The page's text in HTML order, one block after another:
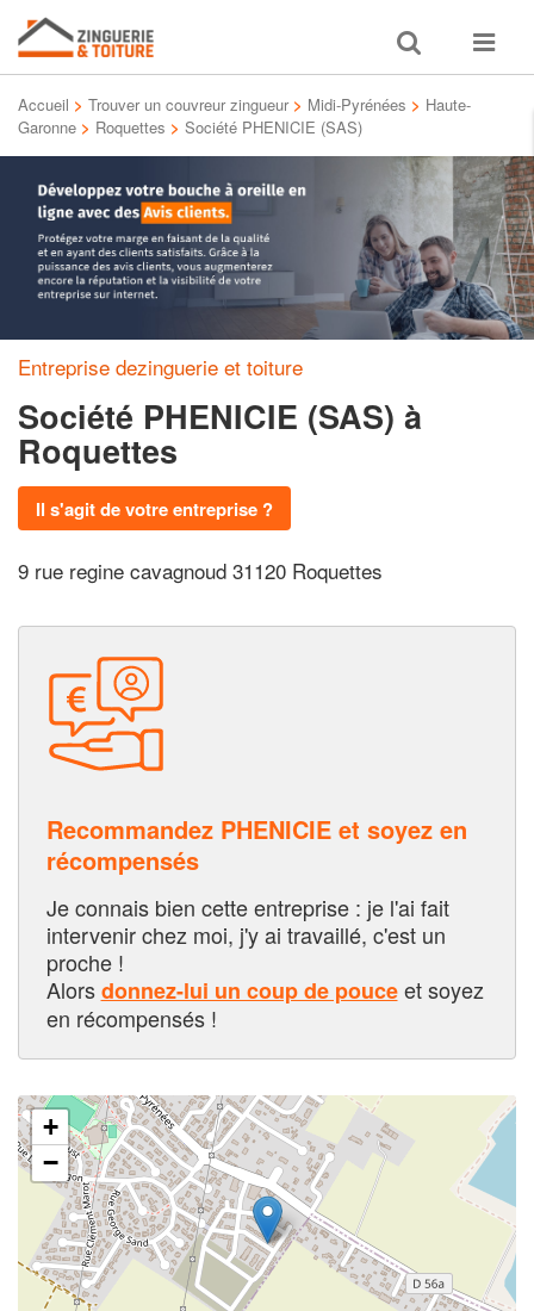
Toggle
search
Toggle
Accueil > Trouver un couvreur zingueur > Midi-Pyrénées > Haute-
Garonne > Roquettes > Société PHENICIE (SAS)
Entreprise dezinguerie et toiture
Société PHENICIE (SAS) à
Roquettes
Il s'agit de votre entreprise ?
9 rue regine cavagnoud 31120 Roquettes
Recommandez PHENICIE et soyez en
récompensés
Je connais bien cette entreprise : je l'ai fait
intervenir chez moi, j'y ai travaillé, c'est un
proche !
Alorsdonnez-lui un coup de pouceet soyez
en récompensés !
+
−